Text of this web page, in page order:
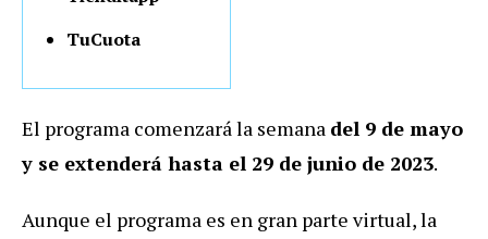
TuCuota
El programa comenzará la semana del 9 de mayo
y se extenderá hasta el 29 de junio de 2023.
Aunque el programa es en gran parte virtual, la